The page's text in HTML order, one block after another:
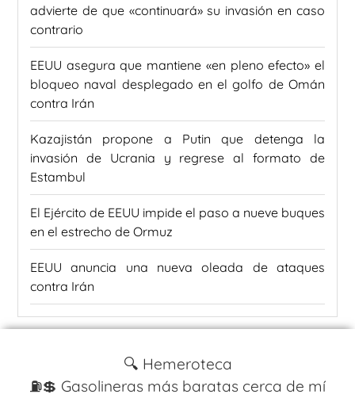
advierte de que «continuará» su invasión en caso
contrario
EEUU asegura que mantiene «en pleno efecto» el
bloqueo naval desplegado en el golfo de Omán
contra Irán
Kazajistán propone a Putin que detenga la
invasión de Ucrania y regrese al formato de
Estambul
El Ejército de EEUU impide el paso a nueve buques
en el estrecho de Ormuz
EEUU anuncia una nueva oleada de ataques
contra Irán
🔍 Hemeroteca
⛽️💲 Gasolineras más baratas cerca de mí